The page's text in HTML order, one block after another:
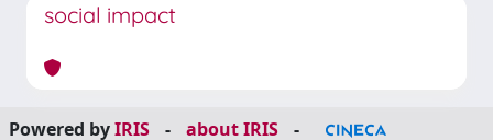
social impact
Powered byIRIS - about IRIS -